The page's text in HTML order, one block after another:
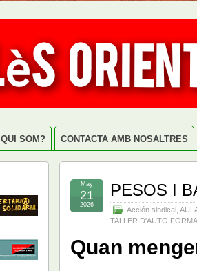
QUI SOM? CONTACTA AMB NOSALTRES
PESOS I
Acción sindical
TALLER D'AUTO
May
21
2026
Quan